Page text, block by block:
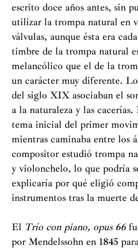
escrito doce años antes, sin
utilizar la trompa natural en
válvulas, aunque ésta era
timbre de la trompa natural
melancólico que el de la
un carácter muy diferente.
del siglo XIX asociaban el
a la naturaleza y las
tema inicial del primer
mientras caminaba entre los
compositor estudió trompa
y violonchelo, lo que podría
explicaría por qué eligió
instrumentos tras la muerte
El Trío con piano, opus 66
por Mendelssohn en 1845